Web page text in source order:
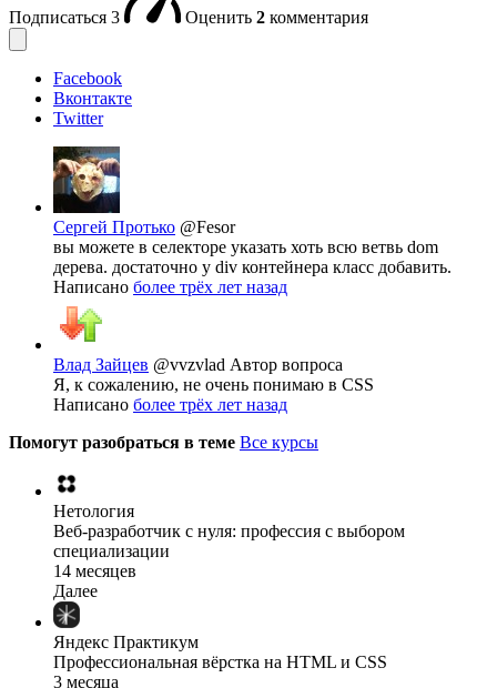
Подписаться 3 Оценить 2 комментария
Facebook
Вконтакте
Twitter
Сергей Протько @Fesor
вы можете в селекторе указать хоть всю ветвь dom
дерева. достаточно у div контейнера класс добавить.
Написано более трёх лет назад
Влад Зайцев @vvzvlad Автор вопроса
Я, к сожалению, не очень понимаю в CSS
Написано более трёх лет назад
Помогут разобраться в теме Все курсы
Нетология
Веб-разработчик с нуля: профессия с выбором
специализации
14 месяцев
Далее
Яндекс Практикум
Профессиональная вёрстка на HTML и CSS
3 месяца